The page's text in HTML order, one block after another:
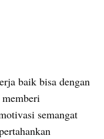
baik bisa dengan
semangat